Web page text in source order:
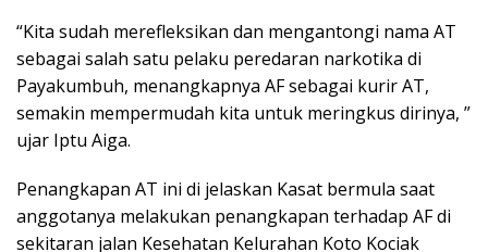
“Kita sudah merefleksikan dan mengantongi nama AT
sebagai salah satu pelaku peredaran narkotika di
Payakumbuh, menangkapnya AF sebagai kurir AT,
semakin mempermudah kita untuk meringkus dirinya, ”
ujar Iptu Aiga.
Penangkapan AT ini di jelaskan Kasat bermula saat
anggotanya melakukan penangkapan terhadap AF di
sekitaran jalan Kesehatan Kelurahan Koto Kociak